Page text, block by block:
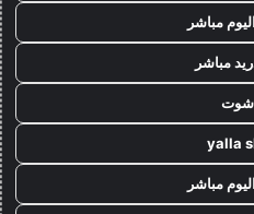
مباشر
مباشر
شوت
yalla
مباشر